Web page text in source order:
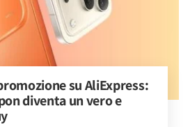
su AliExpress:
diventa un vero e